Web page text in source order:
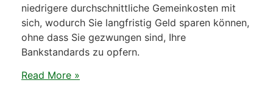
niedrigere durchschnittliche Gemeinkosten mit
sich, wodurch Sie langfristig Geld sparen können,
ohne dass Sie gezwungen sind, Ihre
Bankstandards zu opfern.
Read More »